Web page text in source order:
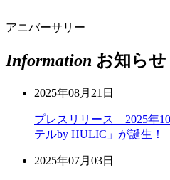
アニバーサリー
Information お知らせ
2025年08月21日
プレスリリース 2025年
テルby HULIC」が誕生！
2025年07月03日